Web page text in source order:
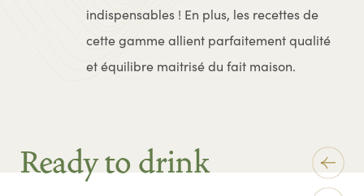
indispensables ! En plus, les recettes de
cette gamme allient parfaitement qualité
et équilibre maitrisé du fait maison.
Ready to drink